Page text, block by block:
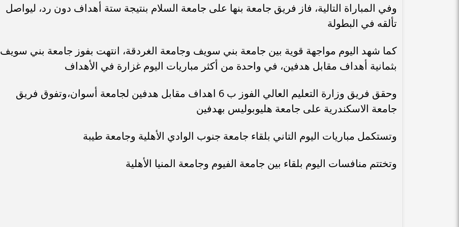
وفي المباراة التالية، فاز فريق جامعة بنها على جامعة السلام بنتيجة ستة أهداف دون رد، ليواصل
تألقه في البطولة
كما شهد اليوم مواجهة قوية بين جامعة بني سويف وجامعة الغردقة، انتهت بفوز جامعة بني سويف
بثمانية أهداف مقابل هدفين، في واحدة من أكثر مباريات اليوم غزارة في الأهداف
وحقق فريق وزارة التعليم العالي الفوز ب 6 اهداف مقابل هدفين لجامعة أسوان،وتفوق فريق
جامعة الاسكندرية على جامعة هليوبوليس بهدفين
وتستكمل مباريات اليوم التاني بلقاء جامعة جنوب الوادي الأهلية وجامعة طيبة
وتختتم منافسات اليوم بلقاء بين جامعة الفيوم وجامعة المنيا الأهلية